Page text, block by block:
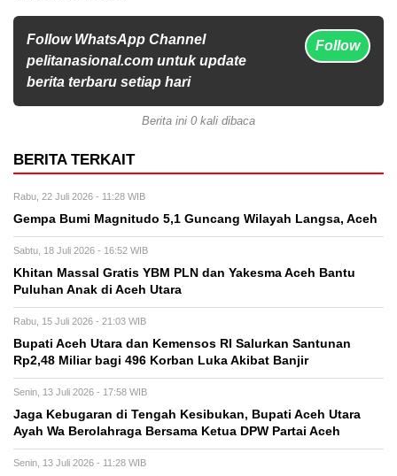
Follow WhatsApp Channel
pelitanasional.com untuk update
berita terbaru setiap hari
Follow
Berita ini 0 kali dibaca
BERITA TERKAIT
Rabu, 22 Juli 2026 - 11:28 WIB
Gempa Bumi Magnitudo 5,1 Guncang Wilayah Langsa, Aceh
Sabtu, 18 Juli 2026 - 16:52 WIB
Khitan Massal Gratis YBM PLN dan Yakesma Aceh Bantu
Puluhan Anak di Aceh Utara
Rabu, 15 Juli 2026 - 21:03 WIB
Bupati Aceh Utara dan Kemensos RI Salurkan Santunan
Rp2,48 Miliar bagi 496 Korban Luka Akibat Banjir
Senin, 13 Juli 2026 - 17:58 WIB
Jaga Kebugaran di Tengah Kesibukan, Bupati Aceh Utara
Ayah Wa Berolahraga Bersama Ketua DPW Partai Aceh
Senin, 13 Juli 2026 - 11:28 WIB